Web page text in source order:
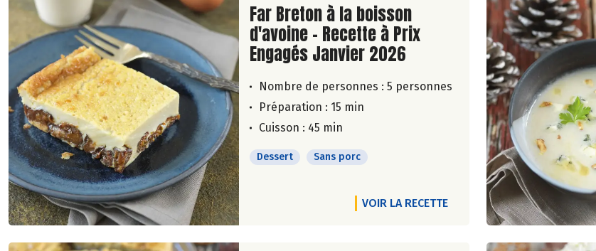
Lire la suite de la recette
Far Breton à la boisson
d'avoine - Recette à Prix
Engagés Janvier 2026
Nombre de personnes : 5 personnes
Préparation : 15 min
Cuisson : 45 min
Dessert Sans porc
VOIR LA RECETTE